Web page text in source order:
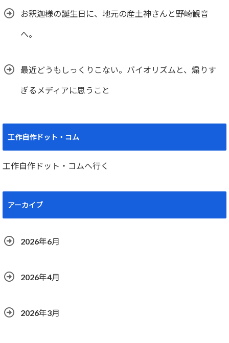
お釈迦様の誕生日に、地元の産土神さんと野崎観音
へ。
最近どうもしっくりこない。バイオリズムと、煽りす
ぎるメディアに思うこと
工作自作ドット・コム
工作自作ドット・コムへ行く
アーカイブ
2026年6月
2026年4月
2026年3月